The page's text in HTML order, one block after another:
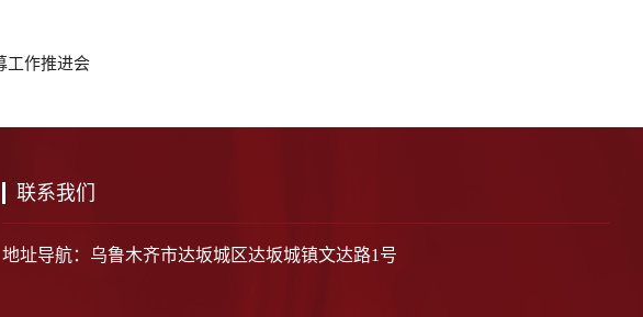
工作推进会
联系我们
地址导航：乌鲁木齐市达坂城区达坂城镇文达路1号